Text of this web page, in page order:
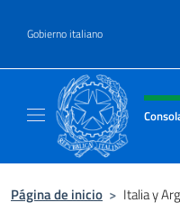
Gobierno italiano
Encabezado
Página de inicio > Italia y